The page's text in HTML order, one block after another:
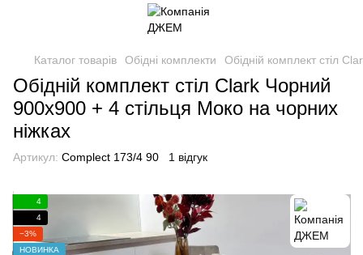
Каталог товарів Обідні комплекти Обідній комплект стіл
Обідній комплект стіл Clark Чорний
900x900 + 4 стільця Моко на чорних
ніжках
Артикул: Complect 173/4 90 1 відгук
4
4
−3%
НОВИНКА